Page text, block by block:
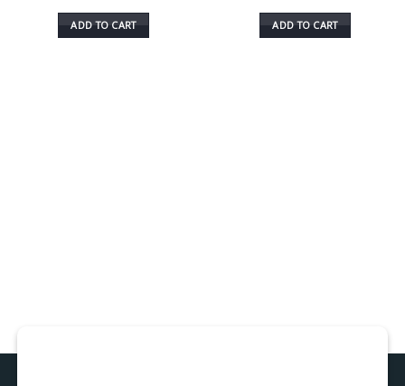
ADD TO CART ADD TO CART